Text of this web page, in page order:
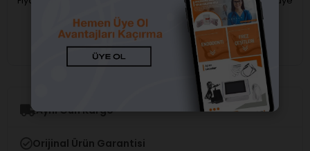
girişi yapmalısınız.
Aynı Gün Kargo
Orijinal Ürün Garantisi